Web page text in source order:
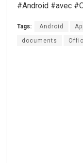
#Android #avec
Tags: Android
documents